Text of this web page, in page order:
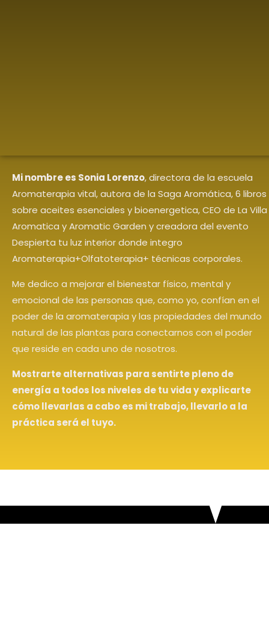
Mi nombre es Sonia Lorenzo, directora de la escuela
Aromaterapia vital, autora de la Saga Aromática, 6 libros
sobre aceites esenciales y bioenergetica, CEO de La Villa
Aromatica y Aromatic Garden y creadora del evento
Despierta tu luz interior donde integro
Aromaterapia+Olfatoterapia+ técnicas corporales.
Me dedico a mejorar el bienestar físico, mental y
emocional de las personas que, como yo, confían en el
poder de la aromaterapia y las propiedades del mundo
natural de las plantas para conectarnos con el poder
que reside en cada uno de nosotros.
Mostrarte alternativas para sentirte pleno de
energía a todos los niveles de tu vida y explicarte
cómo llevarlas a cabo es mi trabajo, llevarlo a la
práctica será el tuyo.